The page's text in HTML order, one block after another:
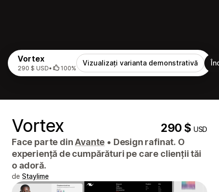
Vortex
290 $ USD• 100%
Vizualizați varianta demonstrativă
Vortex 290 $USD
Face parte dinAvante • Design rafinat. O
experiență de cumpărături pe care clienții tăi
o adoră.
de Staylime